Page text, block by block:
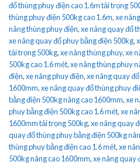
đổ thùng phuy điện cao 1.6m tải trọng
thùng phuy điện 500kg cao 1.6m,xe
nâng thùng phuy điện,xe nâng quay đổ
xe nâng quay đổ phuy bằng điện 500kg,
tải trọng 500kg,xe nâng thùng phuy,xe
500kg cao 1.6 mét,xe nâng thùng phuy
điện,xe nâng phuy điện,xe nâng quay
1600mm,xe nâng quay đổ thùng phuy
bằng điện 500kg nâng cao 1600mm,xe
phuy bằng điện 500kg cao 1.6 mét,xe
1600mm tải trọng 500kg,xe nâng quay
quay đổ thùng phuy bằng điện 500kg
thùng phuy bằng điện cao 1.6 mét,xe
500kg nâng cao 1600mm,xe nâng quay